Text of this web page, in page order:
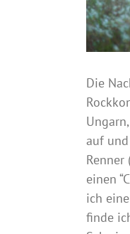
Die
auf
einen
ich
finde